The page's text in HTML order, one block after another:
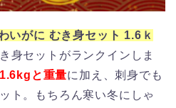
いがに むき身セット 1.6ｋ
身セットがランクインしま
1.6kgと重量に加え、刺身でも
ト。もちろん寒い冬にしゃ